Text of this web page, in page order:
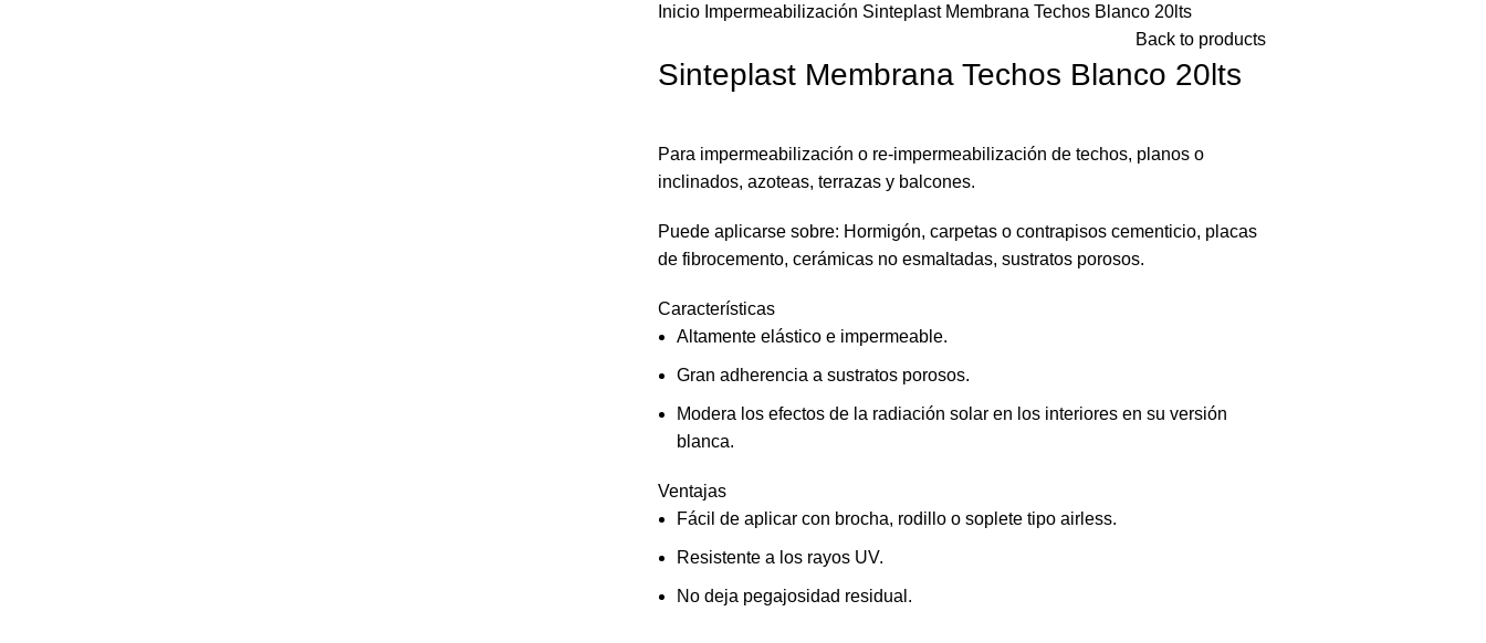
Inicio Impermeabilización Sinteplast Membrana Techos Blanco 20lts
Back to products
Sinteplast Membrana Techos Blanco 20lts
Para impermeabilización o re-impermeabilización de techos, planos o
inclinados, azoteas, terrazas y balcones.
Puede aplicarse sobre: Hormigón, carpetas o contrapisos cementicio, placas
de fibrocemento, cerámicas no esmaltadas, sustratos porosos.
Características
Altamente elástico e impermeable.
Gran adherencia a sustratos porosos.
Modera los efectos de la radiación solar en los interiores en su versión
blanca.
Ventajas
Fácil de aplicar con brocha, rodillo o soplete tipo airless.
Resistente a los rayos UV.
No deja pegajosidad residual.